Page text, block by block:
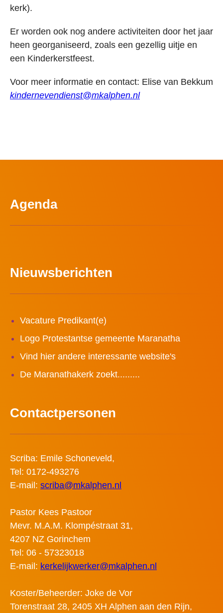
kerk).
Er worden ook nog andere activiteiten door het jaar
heen georganiseerd, zoals een gezellig uitje en
een Kinderkerstfeest.
Voor meer informatie en contact: Elise van Bekkum
kindernevendienst@mkalphen.nl
Agenda
Nieuwsberichten
Vacature Predikant(e)
Logo Protestantse gemeente Maranatha
Vind hier andere interessante website's
De Maranathakerk zoekt.........
Contactpersonen
Scriba: Emile Schoneveld,
Tel: 0172-493276
E-mail: scriba@mkalphen.nl
Pastor Kees Pastoor
Mevr. M.A.M. Klompéstraat 31,
4207 NZ Gorinchem
Tel: 06 - 57323018
E-mail: kerkelijkwerker@mkalphen.nl
Koster/Beheerder: Joke de Vor
Torenstraat 28, 2405 XH Alphen aan den Rijn,